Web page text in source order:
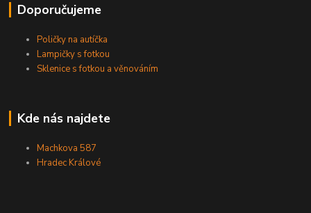
Doporučujeme
Poličky na autíčka
Lampičky s fotkou
Sklenice s fotkou a věnováním
Kde nás najdete
Machkova 587
Hradec Králové